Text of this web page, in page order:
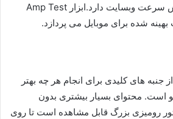
امر تأثیر زیادی در افزایش سرعت وبسایت دارد.ابزار Amp Test
شده برای موبایل می پردازد.
جنبه های کلیدی برای انجام هر چه بهتر
است. محتوای بسیار بیشتری بدون
رومیزی بزرگ قابل مشاهده است تا روی